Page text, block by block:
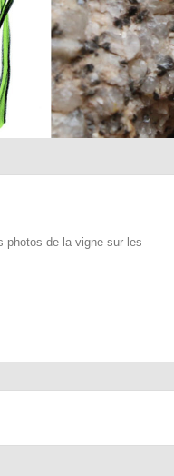
photos de la vigne sur les